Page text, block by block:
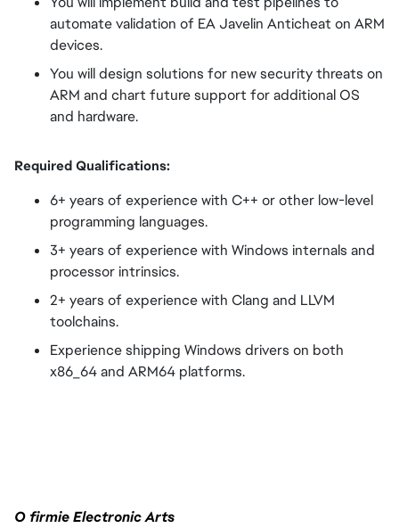
automate validation of EA Javelin Anticheat on ARM
devices.
You will design solutions for new security threats on
ARM and chart future support for additional OS
and hardware.
Required Qualifications:
6+ years of experience with C++ or other low-level
programming languages.
3+ years of experience with Windows internals and
processor intrinsics.
2+ years of experience with Clang and LLVM
toolchains.
Experience shipping Windows drivers on both
x86_64 and ARM64 platforms.
O firmie Electronic Arts